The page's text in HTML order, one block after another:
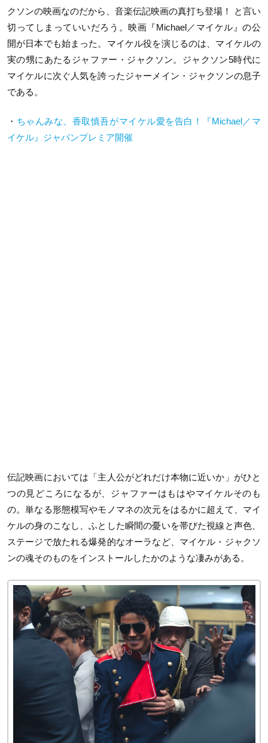
クソンの映画なのだから、音楽伝記映画の真打ち登場！ と言い
切ってしまっていいだろう。映画『Michael／マイケル』の公
開が日本でも始まった。マイケル役を演じるのは、マイケルの
実の甥にあたるジャファー・ジャクソン。ジャクソン5時代に
マイケルに次ぐ人気を誇ったジャーメイン・ジャクソンの息子
である。
・ ちゃんみな、香取慎吾がマイケル愛を告白！『Michael／マ
イケル』ジャパンプレミア開催
伝記映画においては「主人公がどれだけ本物に近いか」がひと
つの見どころになるが、ジャファーはもはやマイケルそのも
の。単なる形態模写やモノマネの次元をはるかに超えて、マイ
ケルの身のこなし、ふとした瞬間の憂いを帯びた視線と声色、
ステージで放たれる爆発的なオーラなど、マイケル・ジャクソ
ンの魂そのものをインストールしたかのような凄みがある。